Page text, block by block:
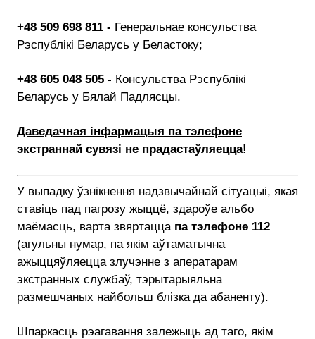
+48 509 698 811 - Генеральнае консульства
Рэспублікі Беларусь у Беластоку;
+48 605 048 505 - Консульства Рэспублікі
Беларусь у Бялай Падлясцы.
Даведачная інфармацыя па тэлефоне
экстраннай сувязі не прадастаўляецца!
У выпадку ўзнікнення надзвычайнай сітуацыі, якая
ставіць пад пагрозу жыццё, здароўе альбо
маёмасць, варта звяртацца па тэлефоне 112
(агульны нумар, па якім аўтаматычна
ажыццяўляецца злучэнне з аператарам
экстранных службаў, тэрытарыяльна
размешчаных найбольш блізка да абаненту).
Шпаркасць рэагавання залежыць ад таго, якім